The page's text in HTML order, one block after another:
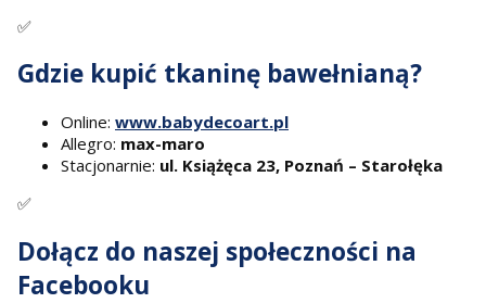
✅
Gdzie kupić tkaninę bawełnianą?
Online: www.babydecoart.pl
Allegro: max-maro
Stacjonarnie: ul. Książęca 23, Poznań – Starołęka
✅
Dołącz do naszej społeczności na
Facebooku